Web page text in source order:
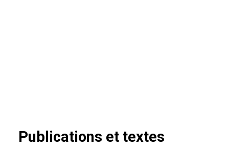
Publications et textes